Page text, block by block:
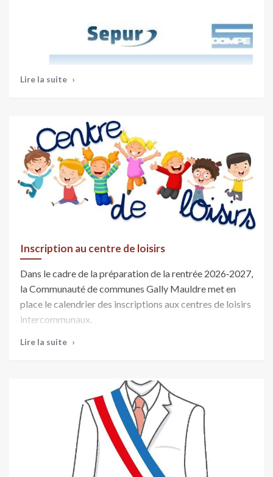
Lire la suite
Inscription au centre de loisirs
Dans le cadre de la préparation de la rentrée 2026‑2027,
la Communauté de communes Gally Mauldre met en
place le calendrier des inscriptions aux centres de loisirs
intercommunaux.
Les démarches se feront via le portail familles
🗓️ Calendrier des inscriptions
À partir du 11 mai 2026
Ouverture du dossier administratif sur le portail familles
intercommunal (dossier unique par enfant).
Les familles peuvent également indiquer leurs souhaits
d’accueil (mercredis et/ou vacances scolaires).
Lire la suite